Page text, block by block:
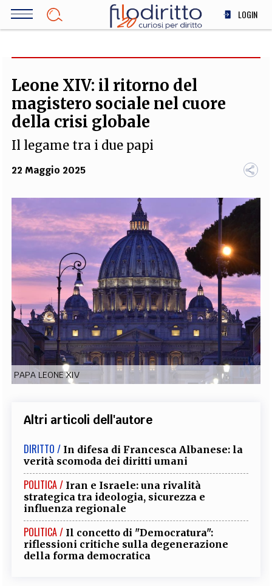
Salta
LOGIN
SOCIETÀ
MEDICINA
SCIENZA
STORIA E FILOSOFIA
INNOVAZIONE
TEAM
FILODIRITTO REDAZIONE COMITATO SCIENTIFICO AUTORI CURATORI
FOTOGRAFI
PARTNER COLLABORA CON NOI
EXTRA
CODICI RUBRICHE LIBRI PROCEEDINGS PUBBLICITÀ CONTATTI
SOCIAL MEDIA
Leone XIV: il ritorno del
magistero sociale nel cuore
della crisi globale
Il legame tra i due papi
22 Maggio 2025
PAPA LEONE XIV
Altri articoli dell'autore
DIRITTO / In difesa di Francesca Albanese: la
verità scomoda dei diritti umani
POLITICA / Iran e Israele: una rivalità
strategica tra ideologia, sicurezza e
influenza regionale
POLITICA / Il concetto di "Democratura":
riflessioni critiche sulla degenerazione
della forma democratica